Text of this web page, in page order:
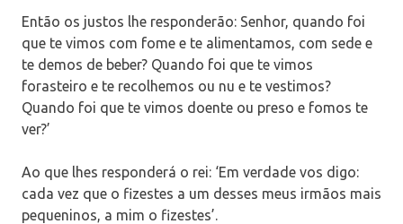
Então os justos lhe responderão: Senhor, quando foi
que te vimos com fome e te alimentamos, com sede e
te demos de beber? Quando foi que te vimos
forasteiro e te recolhemos ou nu e te vestimos?
Quando foi que te vimos doente ou preso e fomos te
ver?’
Ao que lhes responderá o rei: ‘Em verdade vos digo:
cada vez que o fizestes a um desses meus irmãos mais
pequeninos, a mim o fizestes’.